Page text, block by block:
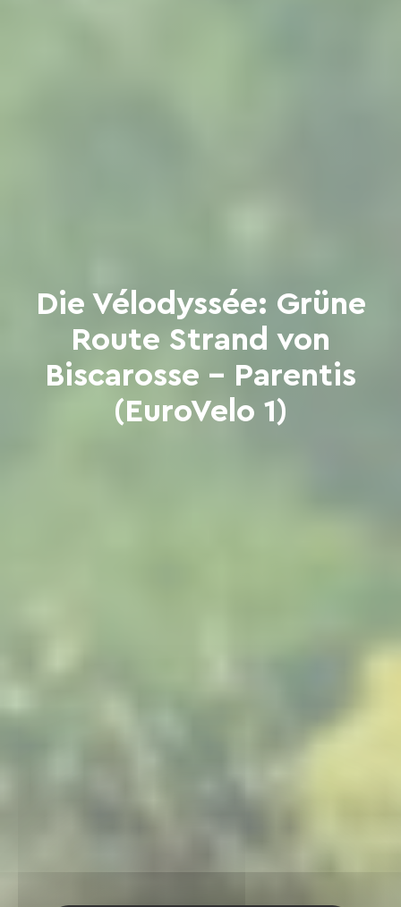
Die Vélodyssée: Grüne
Route Strand von
Biscarosse - Parentis
(EuroVelo 1)